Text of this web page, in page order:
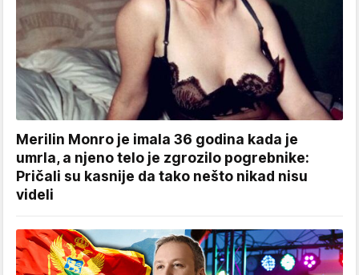
Merilin Monro je imala 36 godina kada je
umrla, a njeno telo je zgrozilo pogrebnike:
Pričali su kasnije da tako nešto nikad nisu
videli